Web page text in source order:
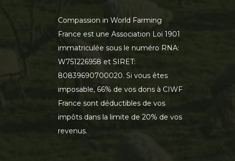
Compassion in World Farming
France est une Association Loi 1901
immatriculée sous le numéro RNA:
W751226958 et SIRET:
80839690700020. Si vous êtes
imposable, 66% de vos dons à CIWF
France sont déductibles de vos
impôts dans la limite de 20% de vos
revenus.